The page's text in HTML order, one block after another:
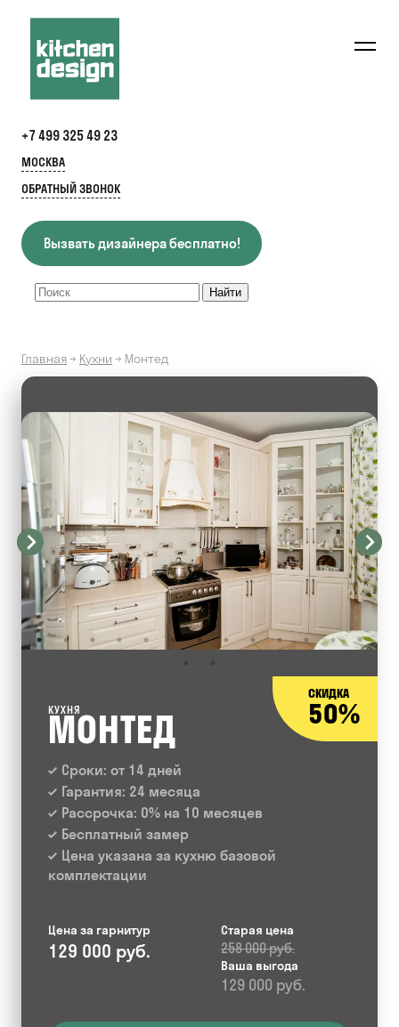
+7 499 325 49 23
МОСКВА
ОБРАТНЫЙ ЗВОНОК
Вызвать дизайнера бесплатно!
Главная→ Кухни → Монтед
СКИДКА
50%
КУХНЯ
МОНТЕД
Сроки: от 14 дней
Гарантия: 24 месяца
Рассрочка: 0% на 10 месяцев
Бесплатный замер
Цена указана за кухню базовой
комплектации
Цена за гарнитур
129 000 руб.
Старая цена
258 000 руб.
Ваша выгода
129 000 руб.